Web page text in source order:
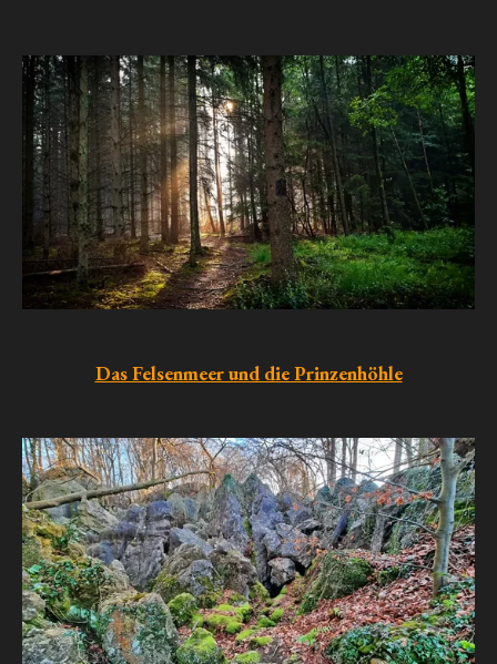
Das Felsenmeer und die Prinzenhöhle